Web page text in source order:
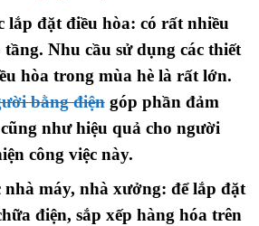
lắp đặt điều hòa: có rất nhiều
tầng. Nhu cầu sử dụng các thiết
hòa trong mùa hè là rất lớn.
bằng điện góp phần đảm
như hiệu quả cho người
công việc này.
nhà máy, nhà xưởng: để lắp đặt
điện, sắp xếp hàng hóa trên